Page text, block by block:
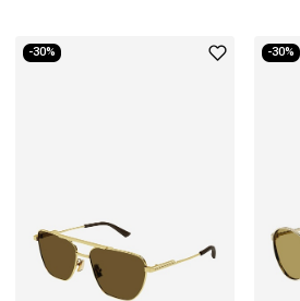
-30% -30%